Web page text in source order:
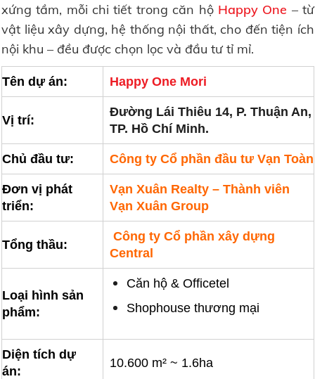
xứng tầm, mỗi chi tiết trong căn hộ Happy One – từ
vật liệu xây dựng, hệ thống nội thất, cho đến tiện ích
nội khu – đều được chọn lọc và đầu tư tỉ mỉ.
Tên dự án: Happy One Mori
Vị trí:
Đường Lái Thiêu 14, P. Thuận An,
TP. Hồ Chí Minh.
Chủ đầu tư: Công ty Cổ phần đầu tư Vạn Toàn
Đơn vị phát
triển:
Vạn Xuân Realty – Thành viên
Vạn Xuân Group
Tổng thầu:
Công ty Cổ phần xây dựng
Central
Loại hình sản
phẩm:
Căn hộ & Officetel
Shophouse thương mại
Diện tích dự
án:
10.600 m² ~ 1.6ha